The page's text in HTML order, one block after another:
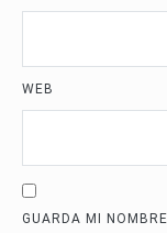
WEB
GUARDA MI